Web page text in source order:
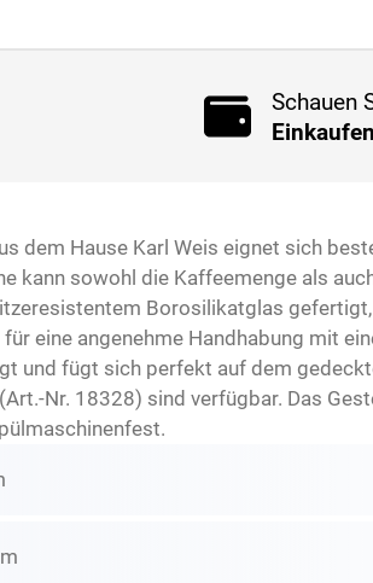
Schauen
dem Hause Karl Weis eignet sich
kann sowohl die Kaffeemenge als
Borosilikatglas
eine angenehme Handhabung mit
und fügt sich perfekt auf dem
Nr. 18328) sind verfügbar. Das